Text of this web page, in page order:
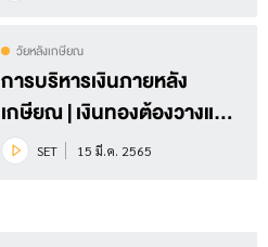
วัยหลังเกษียณ
การบริหารเงินภายหลัง
เกษียณ | เงินทองต้องวางแผน
Season 3 EP.26 (1/3)
SET 15 มี.ค. 2565